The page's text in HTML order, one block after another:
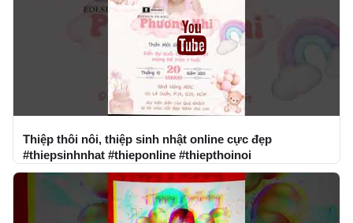
Thiệp thôi nôi, thiệp sinh nhật online cực đẹp
#thiepsinhnhat #thieponline #thiepthoinoi